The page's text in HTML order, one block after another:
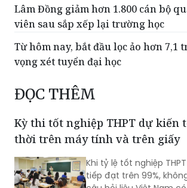
Từ hôm nay, bắt đầu lọc ảo hơn 7,1
vọng xét tuyển đại học
ĐỌC THÊM
Kỳ thi tốt nghiệp THPT dự kiến
Khi tỷ lệ tốt nghiệp
tiếp đạt trên 99%,
câu hỏi liệu Việt Nam
một kỳ thi tốt nghiệp
Theo đề án hoàn thiện